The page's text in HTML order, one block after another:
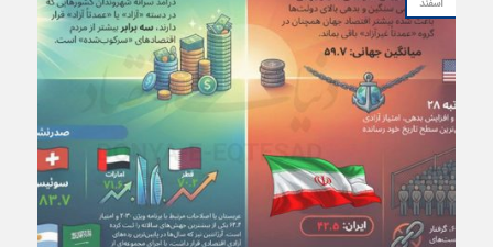
پایان زودهنگام جنگ، رشد اقتصاد جهانی بین ۰.۳ تا ۰.۴ واحد درصد (pp)
کاهش می‌یابد، اما در صورت تداوم درگیری‌ها، این کاهش می‌تواند به یک
واحد درصد برسد. بانگا همچنین پیش‌بینی کرد که نرخ تورم ممکن است بین
۲۰۰ تا ۳۰۰ واحد پایه (bp) افزایش یابد و در صورت ادامه جنگ، این رقم
می‌تواند تا ۰.۹ واحد درصد بیشتر افزایش پیدا کند.
اسفند